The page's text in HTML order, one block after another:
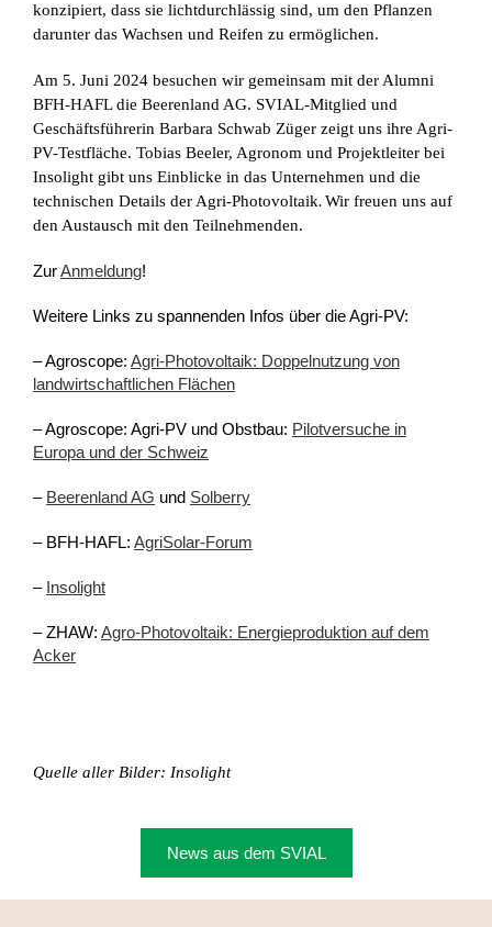
konzipiert, dass sie lichtdurchlässig sind, um den Pflanzen
darunter das Wachsen und Reifen zu ermöglichen.
Am 5. Juni 2024 besuchen wir gemeinsam mit der Alumni
BFH-HAFL die Beerenland AG. SVIAL-Mitglied und
Geschäftsführerin Barbara Schwab Züger zeigt uns ihre Agri-
PV-Testfläche. Tobias Beeler, Agronom und Projektleiter bei
Insolight gibt uns Einblicke in das Unternehmen und die
technischen Details der Agri-Photovoltaik.Wir freuen uns auf
den Austausch mit den Teilnehmenden.
ZurAnmeldung!
Weitere Links zu spannenden Infos über die Agri-PV:
– Agroscope: Agri-Photovoltaik: Doppelnutzung von
landwirtschaftlichen Flächen
– Agroscope: Agri-PV und Obstbau: Pilotversuche in
Europa und der Schweiz
– Beerenland AG und Solberry
– BFH-HAFL: AgriSolar-Forum
– Insolight
– ZHAW: Agro-Photovoltaik: Energieproduktion auf dem
Acker
Quelle aller Bilder: Insolight
News aus dem SVIAL